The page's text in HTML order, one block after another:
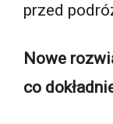
przed
Nowe
co